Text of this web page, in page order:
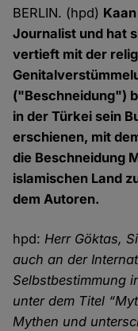
BERLIN. (hpd)
Journalist und hat
vertieft mit der
("Beschneidung")
in der Türkei sein
erschienen, mit
die Beschneidung
islamischen Land
dem Autoren.
hpd:Herr Göktas,
auch an der
Selbstbestimmung
unter dem Titel
Mythen und